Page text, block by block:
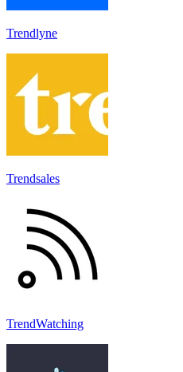
Trendlyne
Trendsales
TrendWatching